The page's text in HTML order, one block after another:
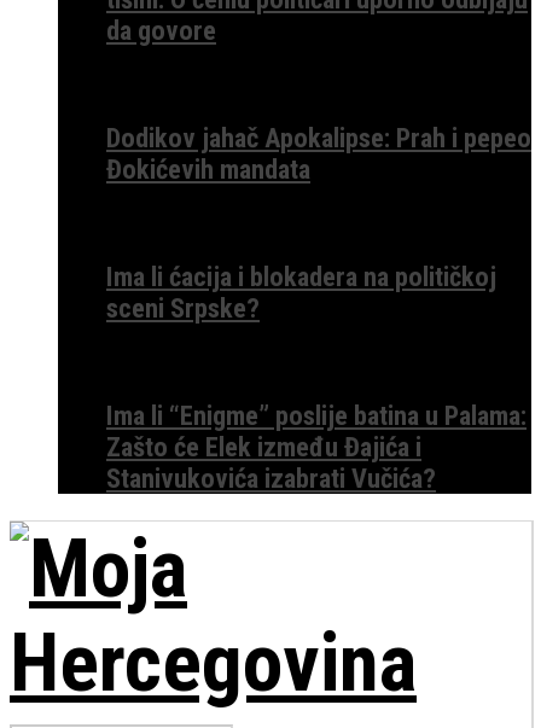
da govore
Dodikov jahač Apokalipse: Prah i pepeo
Đokićevih mandata
Ima li ćacija i blokadera na političkoj
sceni Srpske?
Ima li “Enigme” poslije batina u Palama:
Zašto će Elek između Đajića i
Stanivukovića izabrati Vučića?